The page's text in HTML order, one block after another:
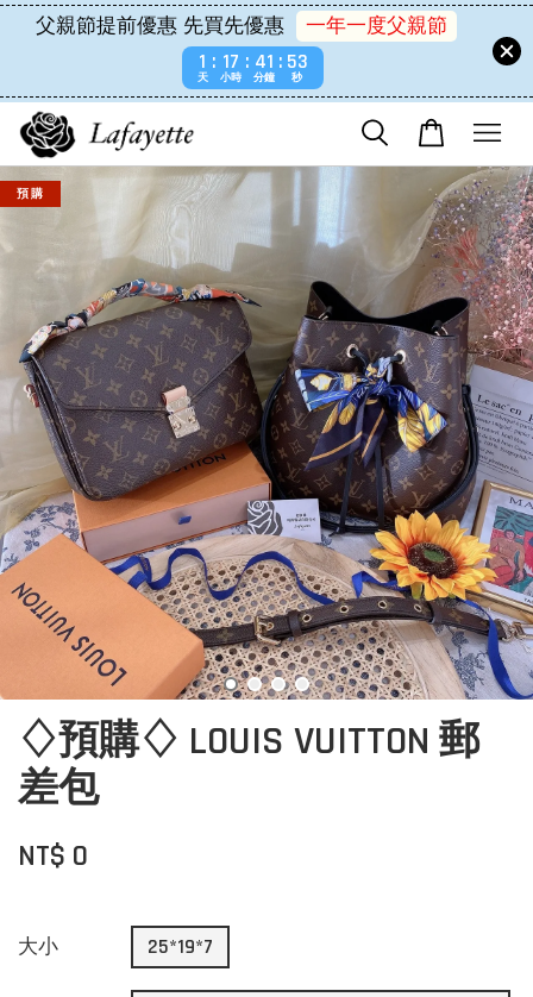
父親節提前優惠 先買先優惠
一年一度父親節
1
天
17
小時
41
分鐘
53
秒
預 購
♢預購♢ LOUIS VUITTON 郵
差包
NT$ 0
大小 25*19*7